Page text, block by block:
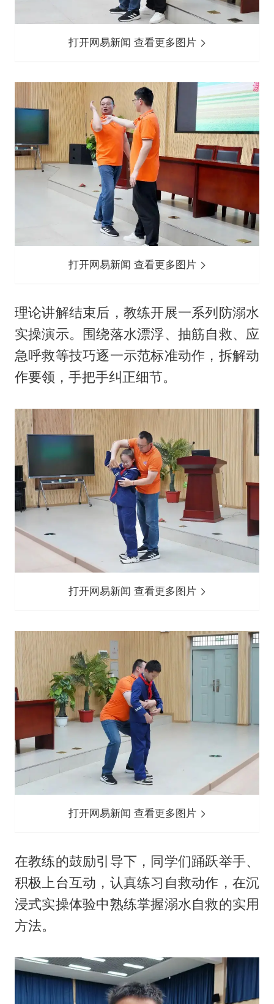
打开网易新闻 查看更多图片
打开网易新闻 查看更多图片
理论讲解结束后，教练开展一系列防溺水
实操演示。围绕落水漂浮、抽筋自救、应
急呼救等技巧逐一示范标准动作，拆解动
作要领，手把手纠正细节。
打开网易新闻 查看更多图片
打开网易新闻 查看更多图片
在教练的鼓励引导下，同学们踊跃举手、
积极上台互动，认真练习自救动作，在沉
浸式实操体验中熟练掌握溺水自救的实用
方法。